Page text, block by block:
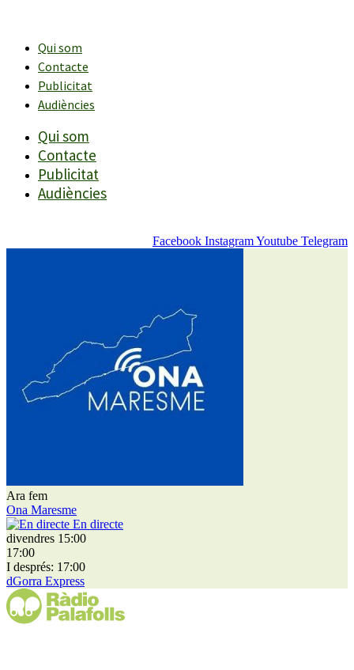
contingutQui som
Contacte
Publicitat
Audiències
Qui som
Contacte
Publicitat
Audiències
Facebook InstagramYoutube Telegram
Ara fem
Ona Maresme
En directe
divendres 15:00
17:00
I després: 17:00
dGorra Express